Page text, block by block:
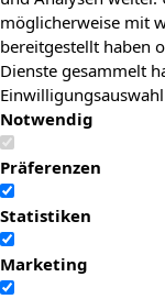
möglicherweise mit
bereitgestellt haben
Dienste gesammelt
Einwilligungsauswahl
Notwendig
Präferenzen
Statistiken
Marketing